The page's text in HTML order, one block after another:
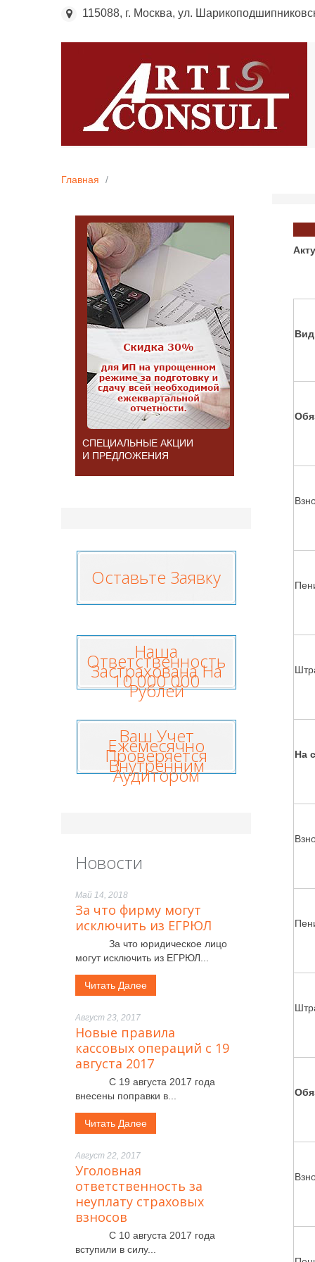
115088, г. Москва, ул.
Главная
На
СПЕЦИАЛЬНЫЕ АКЦИИ
И ПРЕДЛОЖЕНИЯ
Оставьте Заявку
Наша
Ответственность
Застрахована На
10 000 000
Рублей
Ваш Учет
Ежемесячно
Проверяется
Внутренним
Аудитором
Новости
Май 14, 2018
За что фирму могут
исключить из ЕГРЮЛ
За что юридическое лицо
могут исключить из ЕГРЮЛ...
Читать Далее
Август 23, 2017
Новые правила
кассовых операций с 19
августа 2017
С 19 августа 2017 года
внесены поправки в...
Читать Далее
Август 22, 2017
Уголовная
ответственность за
неуплату страховых
взносов
С 10 августа 2017 года
вступили в силу...